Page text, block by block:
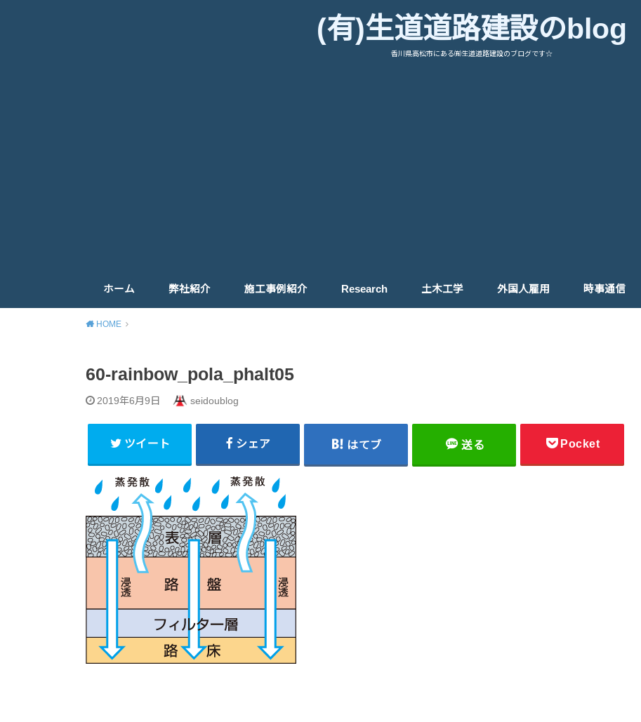
(有)生道道路建設のblog
香川県高松市にある㈲生道道路建設のブログです☆
ホーム 弊社紹介 施工事例紹介 Research 土木工学 外国人雇用 時事通信
HOME
60-rainbow_pola_phalt05
2019年6月9日 seidoublog
ツイート シェア はてブ 送る Pocket